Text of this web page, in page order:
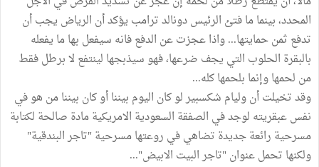
المحدد، بينما ما فتئ الرئيس دونالد ترامب يؤكد أن الرياض يجب أن
تدفع ثمن حمايتها... واذا عجزت عن الدفع فانه سيفعل بها ما يفعله
بالبقرة الحلوب التي يجف ضرعها، فهو سيذبجها لينتفع لا برطل فقط
من لحمها وإنما بلحمها كله...
وقد تخيلت أن وليام شكسبير لو كان اليوم بيننا أو كان بيننا من هو في
نفس عبقريته لوجد في الصفقة السعودية الامريكية مادة صالحة لكتابة
مسرحية رائعة جديدة تضاهي في روعتها مسرحية "تاجر البندقية"
ولكنها تحمل عنوان "تاجر البيت الابيض"...